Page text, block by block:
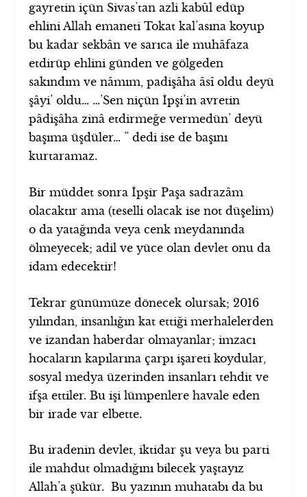
gayretin içün Sivas’tan azli kabûl edüp
ehlini Allah emaneti Tokat kal’asına koyup
bu kadar sekbân ve sarıca ile muhâfaza
etdirüp ehlini günden ve gölgeden
sakındım ve nâmım, padişâha âsî oldu deyü
şâyi’ oldu… …’Sen niçün İpşi’in avretin
pâdişâha zinâ etdirmeğe vermedün’ deyü
başıma üşdüler… ” dedi ise de başını
kurtaramaz.
Bir müddet sonra İpşir Paşa sadrazâm
olacaktır ama (teselli olacak ise not düşelim)
o da yatağında veya cenk meydanında
ölmeyecek; adil ve yüce olan devlet onu da
idam edecektir!
Tekrar günümüze dönecek olursak; 2016
yılından, insanlığın kat ettiği merhalelerden
ve izandan haberdar olmayanlar; imzacı
hocaların kapılarına çarpı işareti koydular,
sosyal medya üzerinden insanları tehdit ve
ifşa ettiler. Bu işi lümpenlere havale eden
bir irade var elbette.
Bu iradenin devlet, iktidar şu veya bu parti
ile mahdut olmadığını bilecek yaştayız
Allah’a şükür. Bu yazının muhatabı da bu